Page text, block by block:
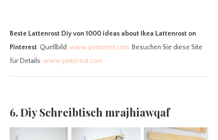
Beste Lattenrost Diyvon 1000 ideas about Ikea Lattenrost on
Pinterest. Quellbild:www.pinterest.com. Besuchen Sie diese Site
für Details:www.pinterest.com
6. Diy Schreibtisch mrajhiawqaf